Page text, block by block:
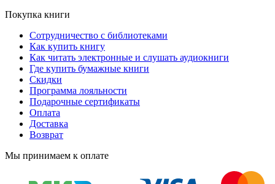
Покупка книги
Сотрудничество с библиотеками
Как купить книгу
Как читать электронные и слушать аудиокниги
Где купить бумажные книги
Скидки
Программа лояльности
Подарочные сертификаты
Оплата
Доставка
Возврат
Мы принимаем к оплате